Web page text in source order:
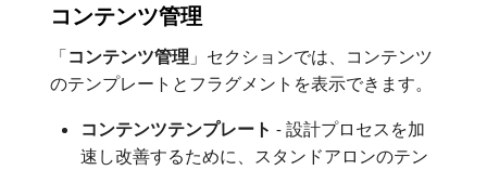
コンテンツ管理
「コンテンツ管理 」セクションでは、コンテンツ
のテンプレートとフラグメントを表示できます。
コンテンツテンプレート - 設計プロセスを加
速し改善するために、スタンドアロンのテン